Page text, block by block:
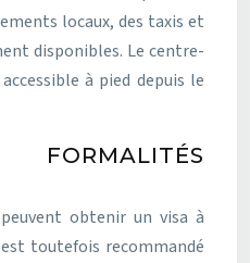
locaux, des taxis et
disponibles. Le centre-
à pied depuis le
obtenir un visa à
toutefois recommandé